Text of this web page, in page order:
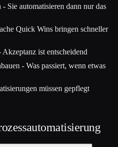
- Sie automatisieren dann nur das
Quick Wins bringen schneller
ist entscheidend
- Was passiert, wenn etwas
müssen gepflegt